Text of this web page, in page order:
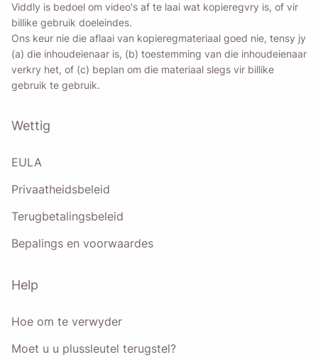
Viddly is bedoel om video's af te laai wat kopieregvry is, of vir
billike gebruik doeleindes.
Ons keur nie die aflaai van kopieregmateriaal goed nie, tensy jy
(a) die inhoudeienaar is, (b) toestemming van die inhoudeienaar
verkry het, of (c) beplan om die materiaal slegs vir billike
gebruik te gebruik.
Wettig
EULA
Privaatheidsbeleid
Terugbetalingsbeleid
Bepalings en voorwaardes
Help
Hoe om te verwyder
Moet u u plussleutel terugstel?